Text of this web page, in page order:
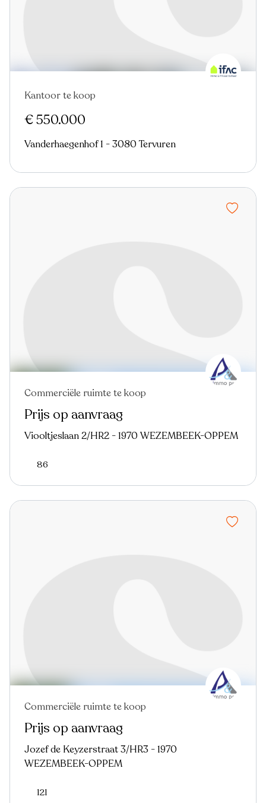
Nieuw
Kantoor te koop
€ 550.000
Vanderhaegenhof 1 - 3080 Tervuren
Commerciële ruimte te koop
Prijs op aanvraag
Viooltjeslaan 2/HR2 - 1970 WEZEMBEEK-OPPEM
86
Commerciële ruimte te koop
Prijs op aanvraag
Jozef de Keyzerstraat 3/HR3 - 1970
WEZEMBEEK-OPPEM
121